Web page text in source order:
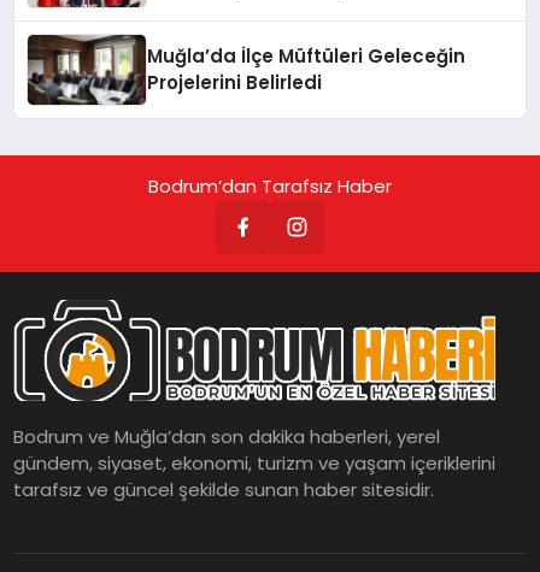
Muğla’da İlçe Müftüleri Geleceğin
Projelerini Belirledi
Bodrum’dan Tarafsız Haber
Bodrum ve Muğla’dan son dakika haberleri, yerel
gündem, siyaset, ekonomi, turizm ve yaşam içeriklerini
tarafsız ve güncel şekilde sunan haber sitesidir.